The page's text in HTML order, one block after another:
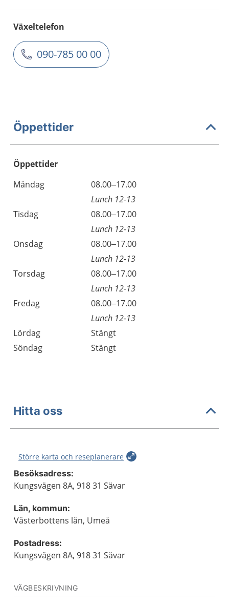
Växeltelefon
090-785 00 00
Öppettider
Öppettider
Dag
Öppettider
Kommentarer
Måndag
08.00–17.00
Lunch 12-13
Tisdag
08.00–17.00
Lunch 12-13
Onsdag
08.00–17.00
Lunch 12-13
Torsdag
08.00–17.00
Lunch 12-13
Fredag
08.00–17.00
Lunch 12-13
Lördag
Stängt
Söndag
Stängt
Hitta oss
Större karta och reseplanerare
Besöksadress:
Kungsvägen 8A, 918 31 Sävar
Län, kommun:
Västerbottens län, Umeå
Postadress:
Kungsvägen 8A, 918 31 Sävar
VÄGBESKRIVNING